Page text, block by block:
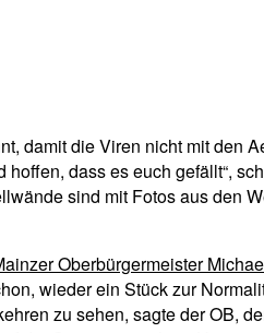
damit die Viren nicht mit den
dass es euch gefällt“,
sind mit Fotos aus den
Oberbürgermeister
wieder ein Stück zur
zu sehen, sagte der OB,